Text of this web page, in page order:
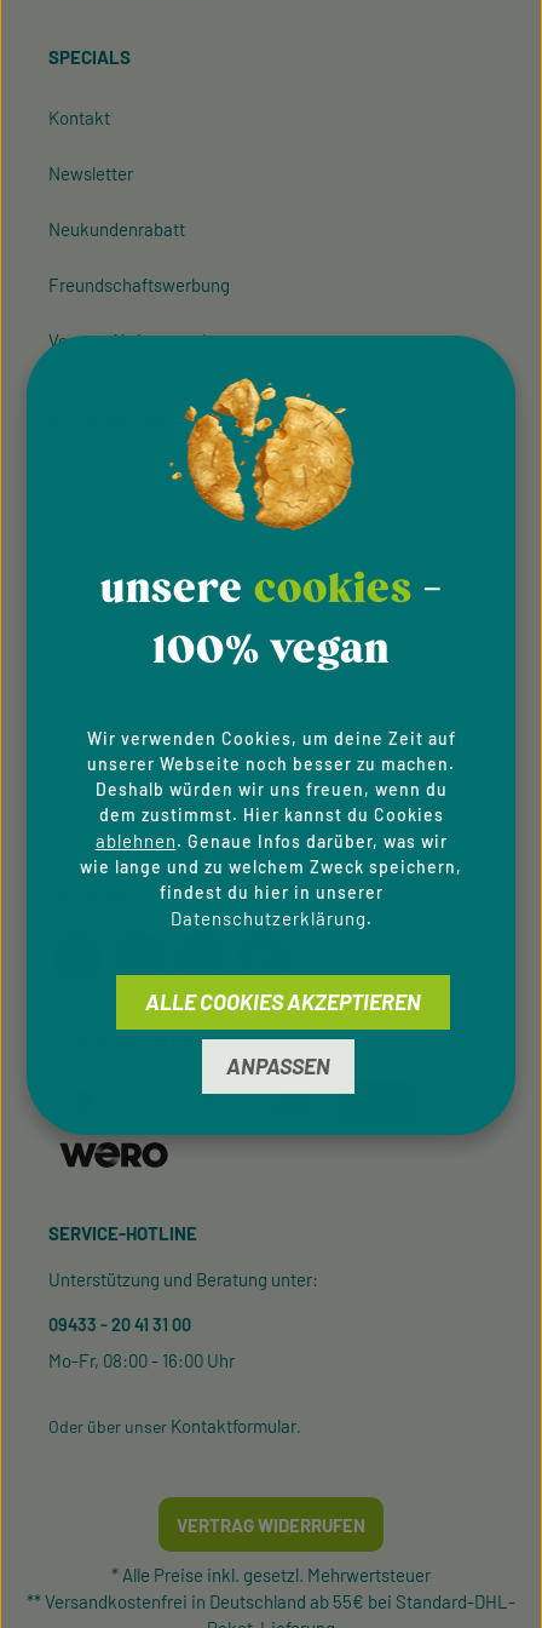
SPECIALS
Kontakt
Newsletter
Neukundenrabatt
Freundschaftswerbung
Vegane Aktionswochen
Allgemeine Teilnahmebedingung
Hinweisgeber­system
Cookie-Einstellungen
Barrierefreiheit
SERVICE-HOTLINE
Unterstützung und Beratung unter:
09433 - 20 41 31 00
Mo-Fr, 08:00 - 16:00 Uhr
Oder über unser Kontaktformular.
VERTRAG WIDERRUFEN
* Alle Preise inkl. gesetzl. Mehrwertsteuer
** Versandkostenfrei in Deutschland ab 55€ bei Standard-DHL-
unsere cookies -
100% vegan
Wir verwenden Cookies, um deine Zeit auf
unserer Webseite noch besser zu machen.
Deshalb würden wir uns freuen, wenn du
dem zustimmst. Hier kannst du Cookies
ablehnen. Genaue Infos darüber, was wir
wie lange und zu welchem Zweck speichern,
findest du hier in unserer
Datenschutzerklärung.
ANPASSEN
ALLE COOKIES AKZEPTIEREN